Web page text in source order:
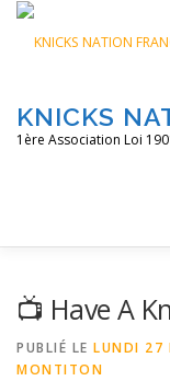
Aller
contenu
KNICKS
1ère Association Loi
PODCAST
📺 Have A
PUBLIÉ LE LUNDI 27
MONTITON